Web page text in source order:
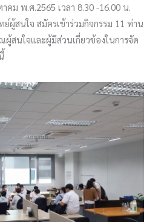
ม พ.ศ.2565​ เวลา 8.30 -16.00 น.​
สนใจ​ สมัครเข้าร่วมกิจกรรม​ 11​ ท่าน
สนใจและผู้มีส่วนเกี่ยวข้องในการจัด